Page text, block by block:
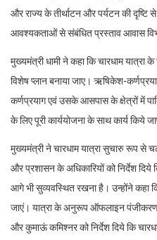
और राज्य के तीर्थाटन और पर्यटन की दृष्टि
आवश्यकताओं से संबंधित प्रस्ताव आवास
मुख्यमंत्री धामी ने कहा कि चारधाम यात्रा
विशेष प्लान बनाया जाए। ऋषिकेश-
कर्णप्रयाग एवं उसके आसपास के क्षेत्रों में
के लिए पूरी कार्ययोजना के साथ कार्य किये
मुख्यमंत्री ने चारधाम यात्रा सुचारु रूप से
और प्रशासन के अधिकारियों को निर्देश दिये
आगे भी सुव्यवस्थित रखना है। उन्होंने
जाएं। यात्रा के अनुरूप ऑफलाइन पंजीकरण
और कुमाऊं कमिश्नर को निर्देश दिये कि